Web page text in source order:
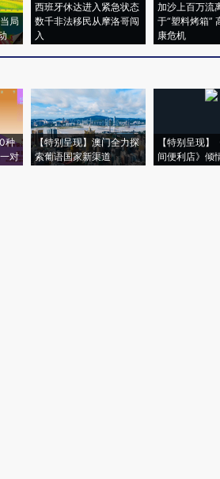
局
西班牙休达进入紧急状态
数千非法移民从摩洛哥闯
入
加沙上百万流
于“塑料烤箱”
康危机
种
对
【特别呈现】澳门全力探
索葡语国家新渠道
【特别呈现】
间便利店》倾